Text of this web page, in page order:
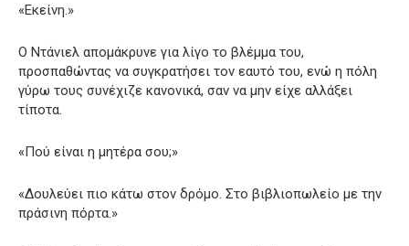
«Εκείνη.»
Ο Ντάνιελ απομάκρυνε για λίγο το βλέμμα του,
προσπαθώντας να συγκρατήσει τον εαυτό του, ενώ η πόλη
γύρω τους συνέχιζε κανονικά, σαν να μην είχε αλλάξει
τίποτα.
«Πού είναι η μητέρα σου;»
«Δουλεύει πιο κάτω στον δρόμο. Στο βιβλιοπωλείο με την
πράσινη πόρτα.»